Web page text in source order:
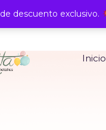
Inicio
descuento exclusivo.